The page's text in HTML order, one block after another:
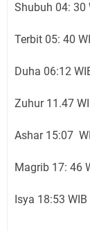
Shubuh 04: 30
Terbit 05: 40
Duha 06:12
Zuhur 11.47
Ashar 15:07
Magrib 17: 46
Isya 18:53 WIB